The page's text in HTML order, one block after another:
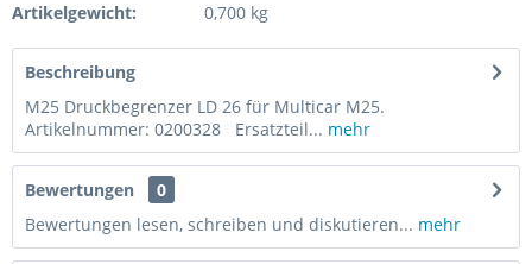
Artikelgewicht:
0,700 kg
Beschreibung
M25 Druckbegrenzer LD 26 für Multicar M25.
Artikelnummer: 0200328 Ersatzteil... mehr
Bewertungen
0
Bewertungen lesen, schreiben und diskutieren... mehr